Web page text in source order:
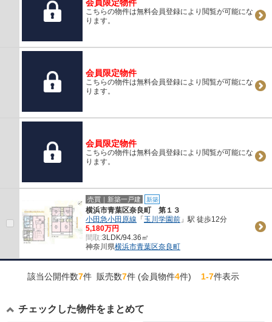
会員限定物件
こちらの物件は無料会員登録により閲覧が可能にな
ります。
会員限定物件
こちらの物件は無料会員登録により閲覧が可能にな
ります。
会員限定物件
こちらの物件は無料会員登録により閲覧が可能にな
ります。
売買｜新築一戸建 新築
横浜市青葉区奈良町 第１３
小田急小田原線 「玉川学園前 」駅 徒歩12分
5,180万円
間取:3LDK/94.36㎡
神奈川県横浜市青葉区奈良町
該当公開件数7件 販売数7件 (会員物件4件) 1-7件表示
チェックした物件をまとめて